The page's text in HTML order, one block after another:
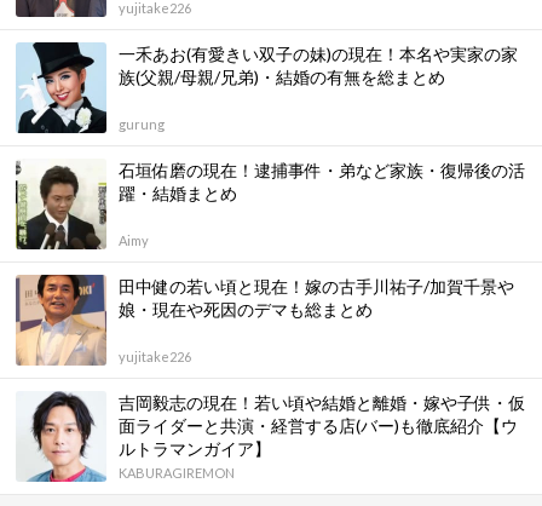
yujitake226
一禾あお(有愛きい双子の妹)の現在！本名や実家の家
族(父親/母親/兄弟)・結婚の有無を総まとめ
gurung
石垣佑磨の現在！逮捕事件・弟など家族・復帰後の活
躍・結婚まとめ
Aimy
田中健の若い頃と現在！嫁の古手川祐子/加賀千景や
娘・現在や死因のデマも総まとめ
yujitake226
吉岡毅志の現在！若い頃や結婚と離婚・嫁や子供・仮
面ライダーと共演・経営する店(バー)も徹底紹介【ウ
ルトラマンガイア】
KABURAGIREMON